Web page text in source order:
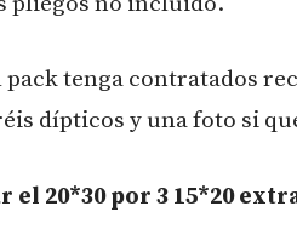
pack tenga contratados
dípticos y una foto si
el 20*30 por 3 15*20